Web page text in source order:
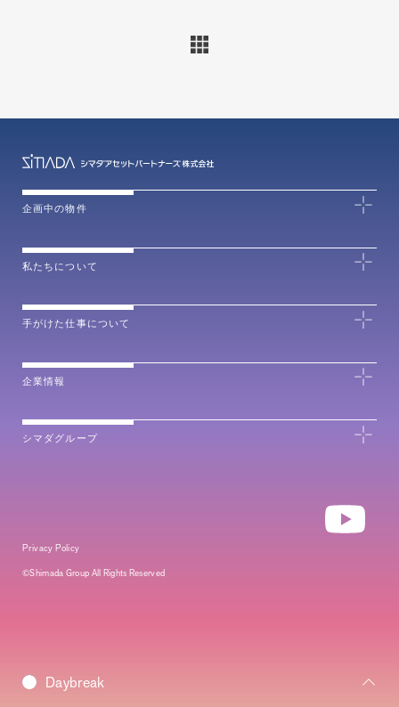
Morning
Daybreak
企画中の物件
私たちについて
手がけた仕事について
企業情報
シマダグループ
Privacy Policy
©Shimada Group All Rights Reserved